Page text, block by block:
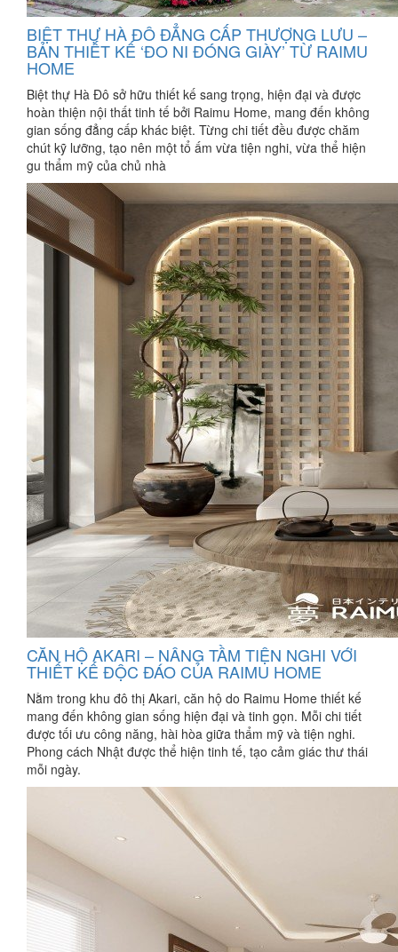
BIỆT THỰ HÀ ĐÔ ĐẲNG CẤP THƯỢNG LƯU –
BẢN THIẾT KẾ ‘ĐO NI ĐÓNG GIÀY’ TỪ RAIMU
HOME
Biệt thự Hà Đô sở hữu thiết kế sang trọng, hiện đại và được
hoàn thiện nội thất tinh tế bởi Raimu Home, mang đến không
gian sống đẳng cấp khác biệt. Từng chi tiết đều được chăm
chút kỹ lưỡng, tạo nên một tổ ấm vừa tiện nghi, vừa thể hiện
gu thẩm mỹ của chủ nhà
CĂN HỘ AKARI – NÂNG TẦM TIỆN NGHI VỚI
THIẾT KẾ ĐỘC ĐÁO CỦA RAIMU HOME
Nằm trong khu đô thị Akari, căn hộ do Raimu Home thiết kế
mang đến không gian sống hiện đại và tinh gọn. Mỗi chi tiết
được tối ưu công năng, hài hòa giữa thẩm mỹ và tiện nghi.
Phong cách Nhật được thể hiện tinh tế, tạo cảm giác thư thái
mỗi ngày.